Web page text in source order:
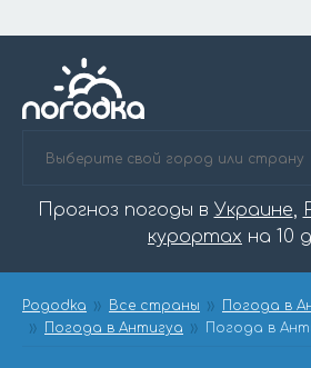
Прогноз погоды в Украине,
курортах на 10
Pogodka Все страны
Погода в
Погода в Антигуа
Погода в